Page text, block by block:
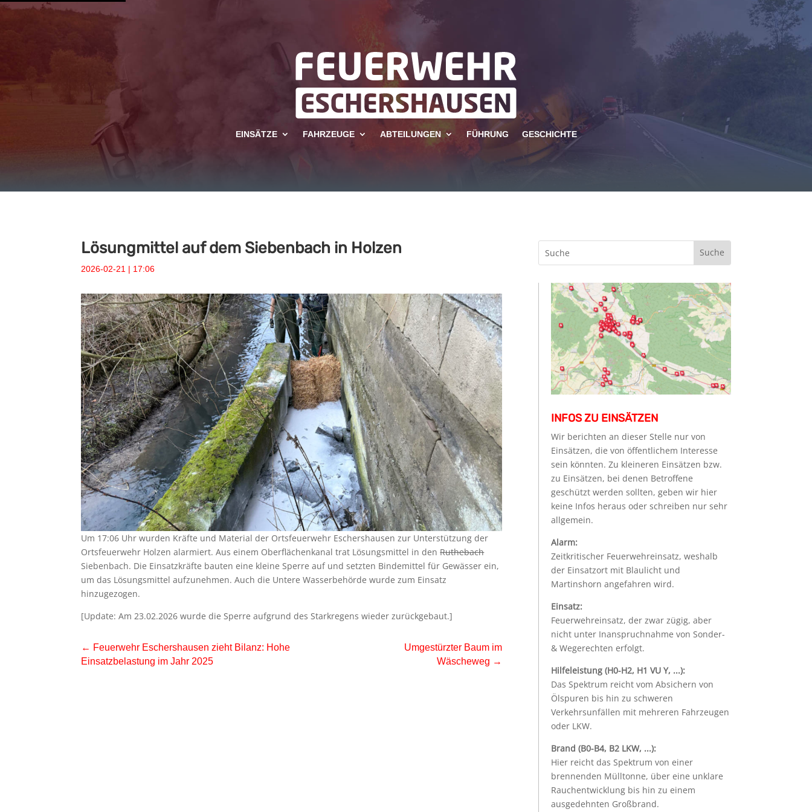
EINSÄTZE FAHRZEUGE ABTEILUNGEN FÜHRUNG GESCHICHTE
Lösungmittel auf dem Siebenbach in Holzen
2026-02-21 | 17:06
Um 17:06 Uhr wurden Kräfte und Material der Ortsfeuerwehr Eschershausen zur Unterstützung der
Ortsfeuerwehr Holzen alarmiert. Aus einem Oberflächenkanal trat Lösungsmittel in denRuthebach
Siebenbach. Die Einsatzkräfte bauten eine kleine Sperre auf und setzten Bindemittel für Gewässer ein,
um das Lösungsmittel aufzunehmen. Auch die Untere Wasserbehörde wurde zum Einsatz
hinzugezogen.
[Update: Am 23.02.2026 wurde die Sperre aufgrund des Starkregens wieder zurückgebaut.]
← Feuerwehr Eschershausen zieht Bilanz: Hohe
Einsatzbelastung im Jahr 2025
Umgestürzter Baum im
Wäscheweg →
INFOS ZU EINSÄTZEN
Wir berichten an dieser Stelle nur von
Einsätzen, die von öffentlichem Interesse
sein könnten. Zu kleineren Einsätzen bzw.
zu Einsätzen, bei denen Betroffene
geschützt werden sollten, geben wir hier
keine Infos heraus oder schreiben nur sehr
allgemein.
Alarm:
Zeitkritischer Feuerwehreinsatz, weshalb
der Einsatzort mit Blaulicht und
Martinshorn angefahren wird.
Einsatz:
Feuerwehreinsatz, der zwar zügig, aber
nicht unter Inanspruchnahme von Sonder-
& Wegerechten erfolgt.
Hilfeleistung (H0-H2, H1 VU Y, ...):
Das Spektrum reicht vom Absichern von
Ölspuren bis hin zu schweren
Verkehrsunfällen mit mehreren Fahrzeugen
oder LKW.
Brand (B0-B4, B2 LKW, ...):
Hier reicht das Spektrum von einer
brennenden Mülltonne, über eine unklare
Rauchentwicklung bis hin zu einem
ausgedehnten Großbrand.